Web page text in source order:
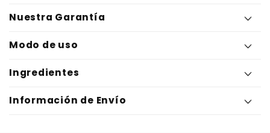
C
n
t
e
Nuestra Garantía
Modo de uso
Ingredientes
Cyperus Rotundus
Información de Envío